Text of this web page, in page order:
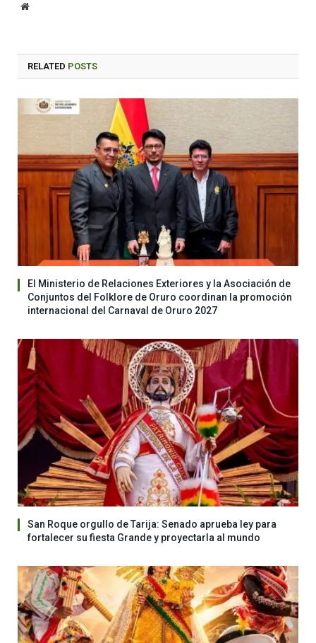
Website
RELATED POSTS
El Ministerio de Relaciones Exteriores y la Asociación de
Conjuntos del Folklore de Oruro coordinan la promoción
internacional del Carnaval de Oruro 2027
San Roque orgullo de Tarija: Senado aprueba ley para
fortalecer su fiesta Grande y proyectarla al mundo